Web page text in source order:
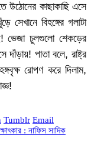
উঠোনের কাছাকাছি এসে
সেখানে বিহঙ্গের গলাটা
ভেজা চুলগুলো শেকড়ের
পাতা বলে, রাষ্ট্র
রোপণ করে দিলাম,
Tumblr Email
: নাফিস সাদিক